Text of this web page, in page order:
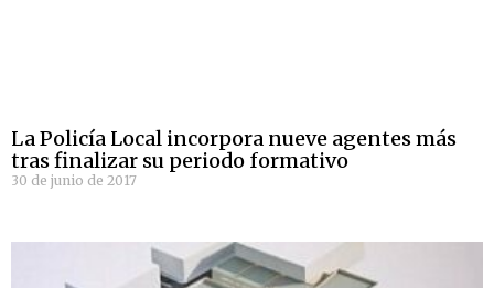
La Policía Local incorpora nueve agentes más
tras finalizar su periodo formativo
30 de junio de 2017